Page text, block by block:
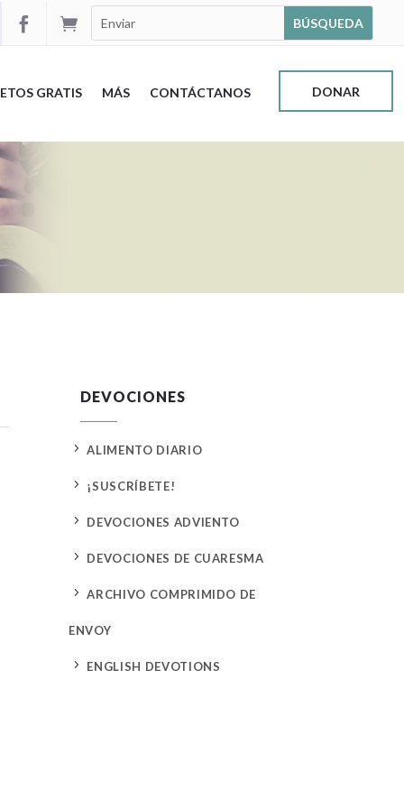


GRATIS MÁS CONTÁCTANOS DONAR
DEVOCIONES
5 ALIMENTO DIARIO
5 ¡SUSCRÍBETE!
5 DEVOCIONES ADVIENTO
5 DEVOCIONES DE CUARESMA
5 ARCHIVO COMPRIMIDO DE
ENVOY
5 ENGLISH DEVOTIONS